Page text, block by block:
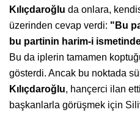
Kılıçdaroğlu da onlara,
üzerinden cevap verdi: "Bu
bu partinin harim-i
Bu da iplerin tamamen
gösterdi. Ancak bu noktada
Kılıçdaroğlu, hançerci ilan
başkanlarla görüşmek için